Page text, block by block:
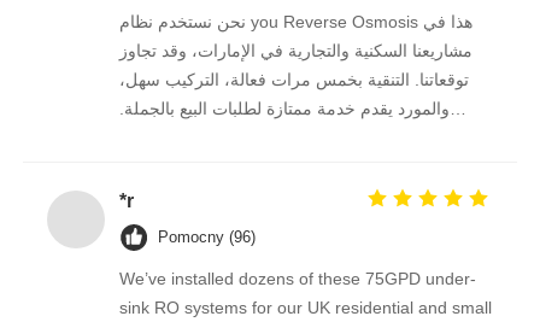
Miernik przepływu
نحن نستخدم نظام you Reverse Osmosis هذا في
مشاريعنا السكنية والتجارية في الإمارات، وقد تجاوز
توقعاتنا. التنقية بخمس مرات فعالة، التركيب سهل،
والمورد يقدم خدمة ممتازة لطلبات البيع بالجملة.
*r
Pomocny (96)
We’ve installed dozens of these 75GPD under-
sink RO systems for our UK residential and small